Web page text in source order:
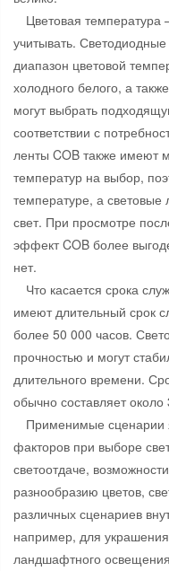
Цветовая
учитывать.
диапазон цветовой
холодного белого, а
могут выбрать
соответствии с
ленты COB также имеют
температур на выбор,
температуре, а
свет. При просмотре
эффект COB более
нет.
Что касается срока
имеют длительный срок
более 50 000 часов.
прочностью и могут
длительного времени.
обычно составляет около
Применимые сценарии
факторов при выборе
светоотдаче,
разнообразию цветов,
различных сценариев
например, для
ландшафтного